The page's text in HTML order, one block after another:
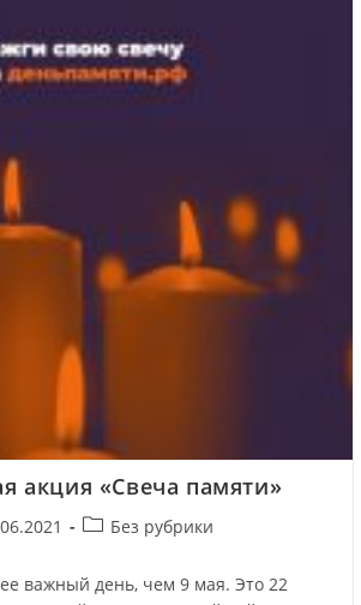
акция «Свеча памяти»
Без рубрики
важный день, чем 9 мая. Это 22